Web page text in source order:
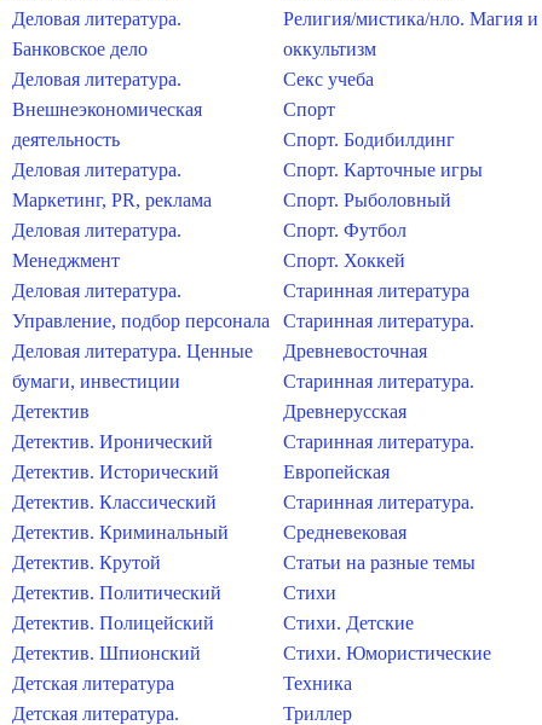
Деловая литература.
Банковское дело
Деловая литература.
Внешнеэкономическая
деятельность
Деловая литература.
Маркетинг, PR, реклама
Деловая литература.
Менеджмент
Деловая литература.
Управление, подбор персонала
Деловая литература. Ценные
бумаги, инвестиции
Детектив
Детектив. Иронический
Детектив. Исторический
Детектив. Классический
Детектив. Криминальный
Детектив. Крутой
Детектив. Политический
Детектив. Полицейский
Детектив. Шпионский
Детская литература
Детская литература.
Религия/мистика/нло. Магия и
оккультизм
Секс учеба
Спорт
Спорт. Бодибилдинг
Спорт. Карточные игры
Спорт. Рыболовный
Спорт. Футбол
Спорт. Хоккей
Старинная литература
Старинная литература.
Древневосточная
Старинная литература.
Древнерусская
Старинная литература.
Европейская
Старинная литература.
Средневековая
Статьи на разные темы
Стихи
Стихи. Детские
Стихи. Юмористические
Техника
Триллер